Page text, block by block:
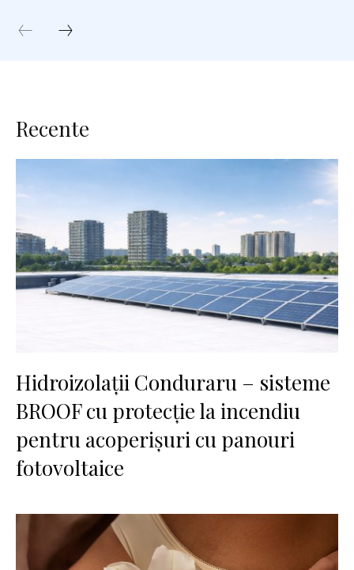
Recente
Hidroizolații Conduraru – sisteme
BROOF cu protecție la incendiu
pentru acoperișuri cu panouri
fotovoltaice